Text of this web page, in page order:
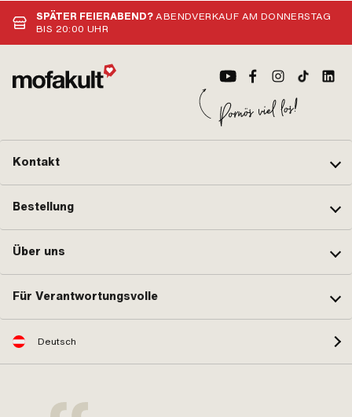
SPÄTER FEIERABEND?ABENDVERKAUF AM DONNERSTAG
BIS 20:00 UHR
Kontakt
Bestellung
Über uns
Für Verantwortungsvolle
Deutsch